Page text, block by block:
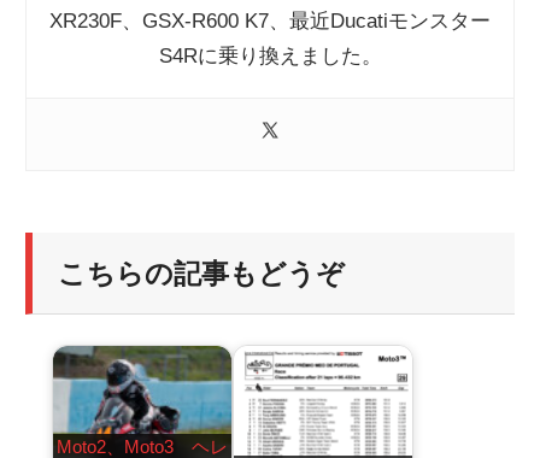
XR230F、GSX-R600 K7、最近Ducatiモンスター
S4Rに乗り換えました。
こちらの記事もどうぞ
Moto2、Moto3 ヘレ